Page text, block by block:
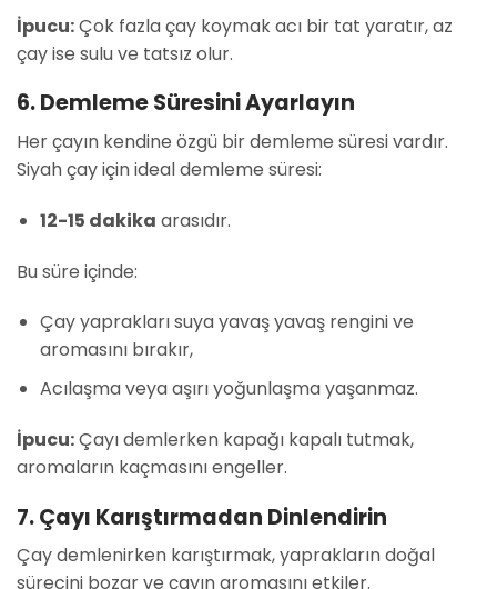
İpucu:Çok fazla çay koymak acı bir tat yaratır, az
çay ise sulu ve tatsız olur.
6. Demleme Süresini Ayarlayın
Her çayın kendine özgü bir demleme süresi vardır.
Siyah çay için ideal demleme süresi:
12-15 dakika arasıdır.
Bu süre içinde:
Çay yaprakları suya yavaş yavaş rengini ve
aromasını bırakır,
Acılaşma veya aşırı yoğunlaşma yaşanmaz.
İpucu:Çayı demlerken kapağı kapalı tutmak,
aromaların kaçmasını engeller.
7. Çayı Karıştırmadan Dinlendirin
Çay demlenirken karıştırmak, yaprakların doğal
sürecini bozar ve çayın aromasını etkiler.